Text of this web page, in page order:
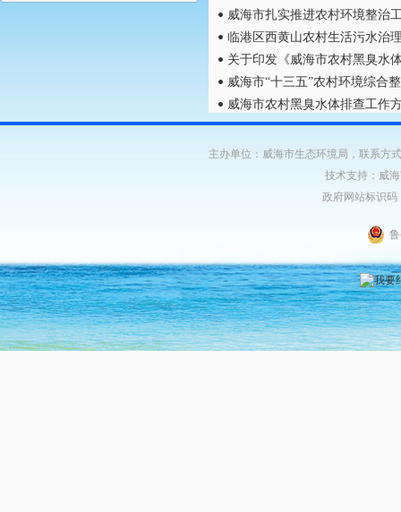
威海市扎实推进农村环境整治
临港区西黄山农村生活污水治
关于印发《威海市农村黑臭水
威海市“十三五”农村环境综合
威海市农村黑臭水体排查工作
主办单位：威海市生态环境局，联系方
技术支持：威
政府网站标识码